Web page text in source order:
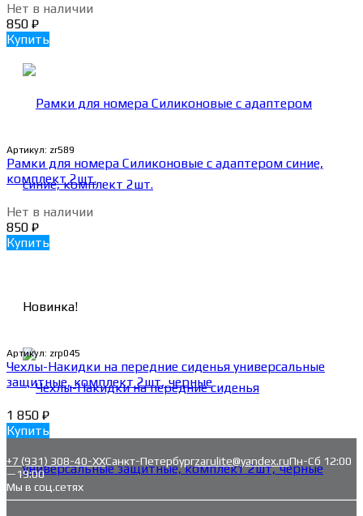
Нет в наличии
850 ₽
Купить
Артикул: zr589
Рамки для номера Силиконовые с адаптером синие,
комплект 2шт.
Нет в наличии
850 ₽
Купить
Новинка!
Артикул: zrp045
Чехлы-Накидки на передние сиденья универсальные
защитные, комплект 2шт, черные
1 850 ₽
Купить
+7 (931) 308-40-ХХСанкт-Петербургzarulite@yandex.ruПн-Сб 12:00
—19:00
Мы в соц.сетях